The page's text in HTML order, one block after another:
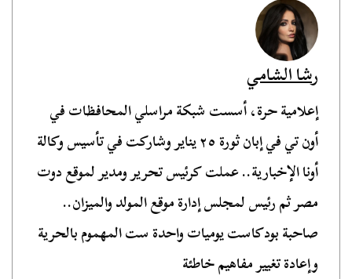
رشا الشامي
إعلامية حرة، أسست شبكة مراسلي المحافظات في
أون تي في إبان ثورة ٢٥ يناير وشاركت في تأسيس وكالة
أونا الإخبارية.. عملت كرئيس تحرير ومدير لموقع دوت
مصر ثم رئيس لمجلس إدارة موقع المولد والميزان..
صاحبة بودكاست يوميات واحدة ست المهموم بالحرية
وإعادة تغيير مفاهيم خاطئة